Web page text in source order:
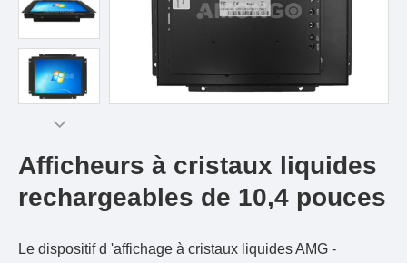
Afficheurs à cristaux liquides
rechargeables de 10,4 pouces
Le dispositif d 'affichage à cristaux liquides AMG -